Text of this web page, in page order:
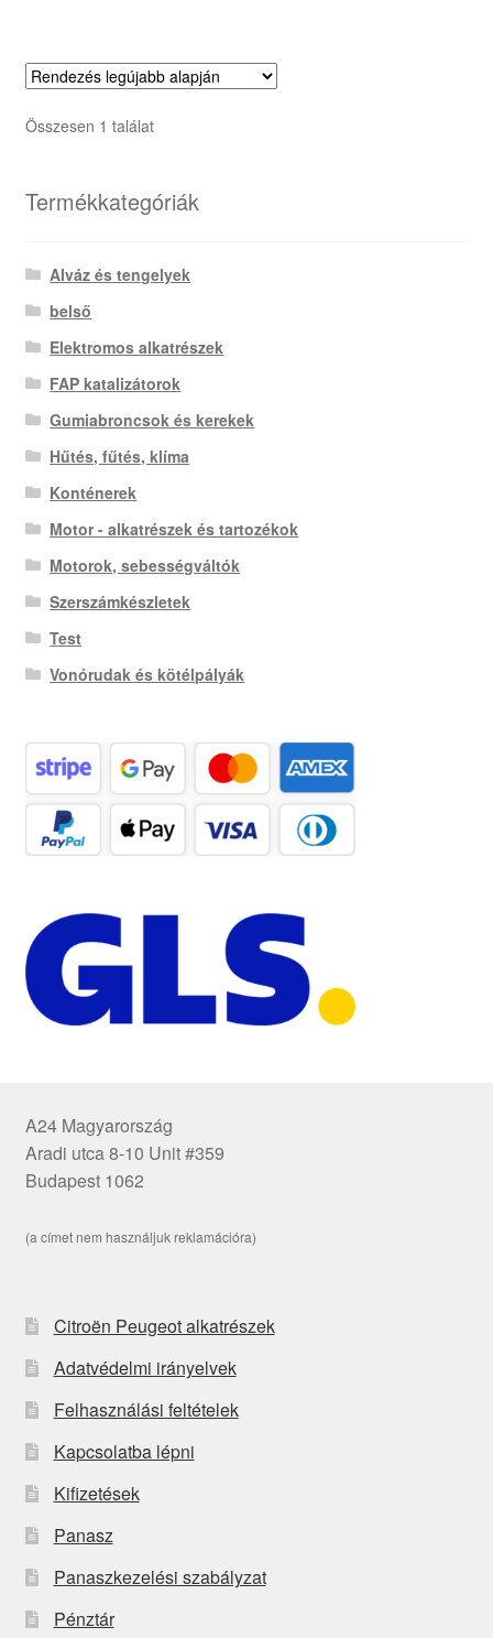
Összesen 1 találat
Termékkategóriák
Alváz és tengelyek
belső
Elektromos alkatrészek
FAP katalizátorok
Gumiabroncsok és kerekek
Hűtés, fűtés, klíma
Konténerek
Motor - alkatrészek és tartozékok
Motorok, sebességváltók
Szerszámkészletek
Test
Vonórudak és kötélpályák
A24 Magyarország
Aradi utca 8-10 Unit #359
Budapest 1062
(a címet nem használjuk reklamációra)
Citroën Peugeot alkatrészek
Adatvédelmi irányelvek
Felhasználási feltételek
Kapcsolatba lépni
Kifizetések
Panasz
Panaszkezelési szabályzat
Pénztár